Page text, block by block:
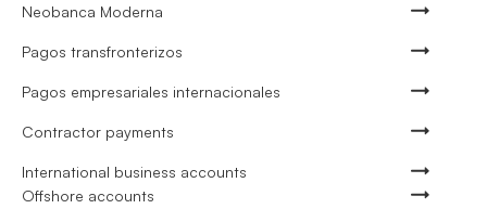
Neobanca Moderna
Pagos transfronterizos
Pagos empresariales internacionales
Contractor payments
International business accounts
Offshore accounts